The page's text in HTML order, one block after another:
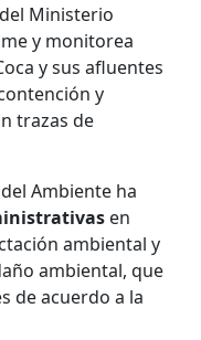
Ministerio
y monitorea
y sus afluentes
y
trazas de
Ambiente ha
en
ambiental y
ambiental, que
de acuerdo a la